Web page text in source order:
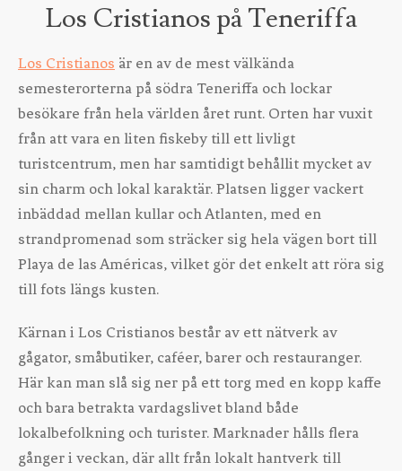
Los Cristianos på Teneriffa
Los Cristianos är en av de mest välkända
semesterorterna på södra Teneriffa och lockar
besökare från hela världen året runt. Orten har vuxit
från att vara en liten fiskeby till ett livligt
turistcentrum, men har samtidigt behållit mycket av
sin charm och lokal karaktär. Platsen ligger vackert
inbäddad mellan kullar och Atlanten, med en
strandpromenad som sträcker sig hela vägen bort till
Playa de las Américas, vilket gör det enkelt att röra sig
till fots längs kusten.
Kärnan i Los Cristianos består av ett nätverk av
gågator, småbutiker, caféer, barer och restauranger.
Här kan man slå sig ner på ett torg med en kopp kaffe
och bara betrakta vardagslivet bland både
lokalbefolkning och turister. Marknader hålls flera
gånger i veckan, där allt från lokalt hantverk till